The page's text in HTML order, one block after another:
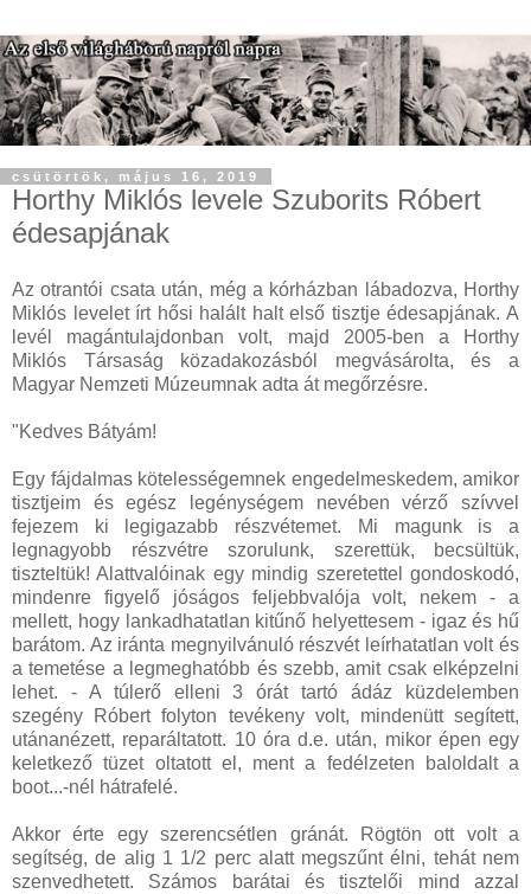
csütörtök, május 16, 2019
Horthy Miklós levele Szuborits Róbert
édesapjának
Az otrantói csata után, még a kórházban lábadozva, Horthy
Miklós levelet írt hősi halált halt első tisztje édesapjának. A
levél magántulajdonban volt, majd 2005-ben a Horthy
Miklós Társaság közadakozásból megvásárolta, és a
Magyar Nemzeti Múzeumnak adta át megőrzésre.
"Kedves Bátyám!
Egy fájdalmas kötelességemnek engedelmeskedem, amikor
tisztjeim és egész legénységem nevében vérző szívvel
fejezem ki legigazabb részvétemet. Mi magunk is a
legnagyobb részvétre szorulunk, szerettük, becsültük,
tiszteltük! Alattvalóinak egy mindig szeretettel gondoskodó,
mindenre figyelő jóságos feljebbvalója volt, nekem - a
mellett, hogy lankadhatatlan kitűnő helyettesem - igaz és hű
barátom. Az iránta megnyilvánuló részvét leírhatatlan volt és
a temetése a legmeghatóbb és szebb, amit csak elképzelni
lehet. - A túlerő elleni 3 órát tartó ádáz küzdelemben
szegény Róbert folyton tevékeny volt, mindenütt segített,
utánanézett, reparáltatott. 10 óra d.e. után, mikor épen egy
keletkező tüzet oltatott el, ment a fedélzeten baloldalt a
boot...-nél hátrafelé.
Akkor érte egy szerencsétlen gránát. Rögtön ott volt a
segítség, de alig 1 1/2 perc alatt megszűnt élni, tehát nem
szenvedhetett. Számos barátai és tisztelői mind azzal